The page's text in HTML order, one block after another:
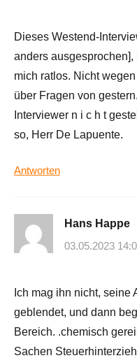
Dieses Westend-
anders
mich ratlos. Nicht
über Fragen von
Interviewer n i c h t
so, Herr De Lapuente.
Antworten
Hans Happe
03.05.2023
Ich mag ihn nicht,
geblendet, und dann
Bereich. .chemisch
Sachen